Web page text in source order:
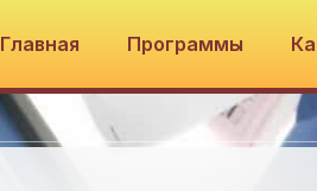
Главная Программы